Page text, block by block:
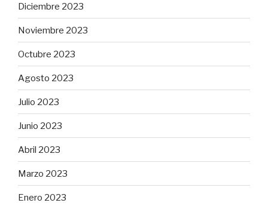
Diciembre 2023
Noviembre 2023
Octubre 2023
Agosto 2023
Julio 2023
Junio 2023
Abril 2023
Marzo 2023
Enero 2023